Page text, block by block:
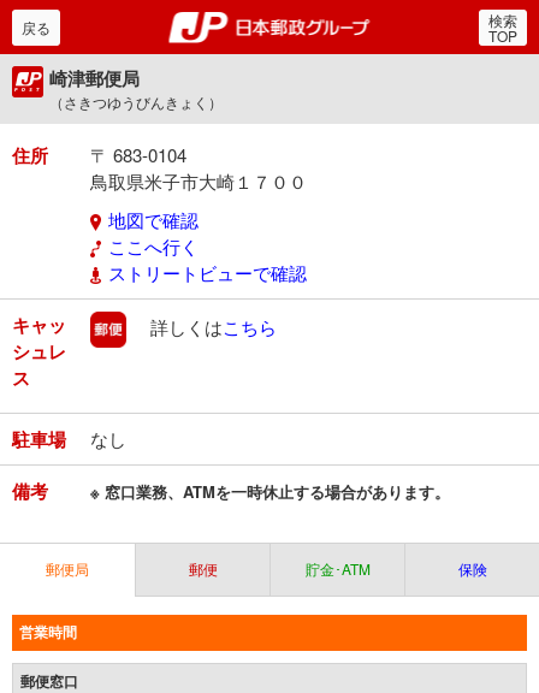
郵便局・日本郵政グルー
戻る 検索
TOP
崎津郵便局
（さきつゆうびんきょく）
住所
〒 683-0104
鳥取県米子市大崎１７００
地図で確認
ここへ行く
ストリートビューで確認
キャッ
シュレ
ス
郵便
詳しくはこちら
駐車場 なし
備考 ※ 窓口業務、ATMを一時休止する場合があります。
郵便局 郵便 貯金･ATM 保険
営業時間
郵便窓口